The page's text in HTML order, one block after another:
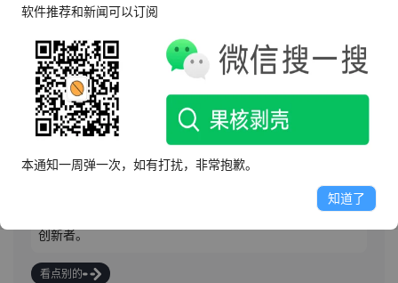
AI摘要
此内容由AI根据文章内容自动生成，并已由人工审核
黄仁勋在卡内基梅隆大学毕业典礼上鼓励毕业生拥抱AI时
代，强调技术平权将为年轻人带来前所未有的机遇。他指
出，真正危险的不是AI本身，而是不会使用AI的人将被取
代。面对社会对AI的普遍焦虑，他呼吁保持谦逊，提醒青
年掌握工具能力才是核心竞争力，未来属于善于驾驭AI的
创新者。
看点别的
软件推荐和新闻可以订阅
本通知一周弹一次，如有打扰，非常抱歉。
知道了